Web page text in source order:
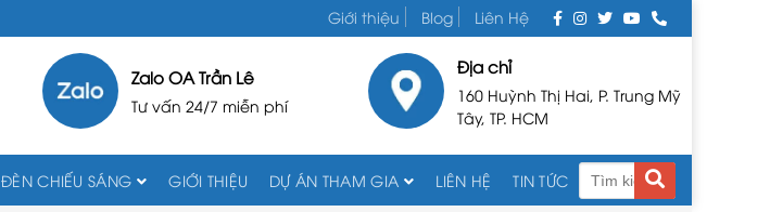
Giới thiệu Blog Liên Hệ
Zalo OA Trần Lê
Tư vấn 24/7 miễn phí
Địa chỉ
160 Huỳnh Thị Hai, P. Trung Mỹ
Tây, TP. HCM
ĐÈN CHIẾU SÁNG GIỚI THIỆU DỰ ÁN THAM GIA LIÊN HỆ TIN TỨC